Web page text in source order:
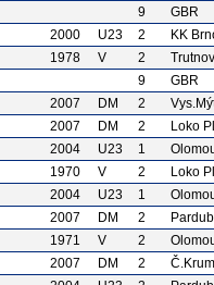
9
GBR
2000 U23 2
KK
1978 V 2
Trutnov
9
GBR
2007 DM 2
2007 DM 2
Loko
2004 U23 1
1970 V 2
Loko
2004 U23 1
2007 DM 2
1971 V 2
2007 DM 2